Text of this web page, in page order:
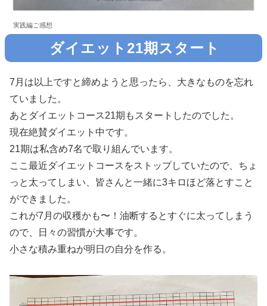
実践編ご感想
ダイエット21期スタート
7月は以上ですと締めようと思ったら、大きなものを忘れ
ていました。
あとダイエットコース21期もスタートしたのでした。
現在絶賛ダイエット中です。
21期は私含め7名で取り組んでいます。
ここ最近ダイエットコースをストップしていたので、ちょ
っと太ってしまい、皆さんと一緒に3キロほど落とすこと
ができました。
これが7月の収穫かも〜！油断するとすぐに太ってしまう
ので、日々の習慣が大事です。
小さな積み重ねが明日の自分を作る。